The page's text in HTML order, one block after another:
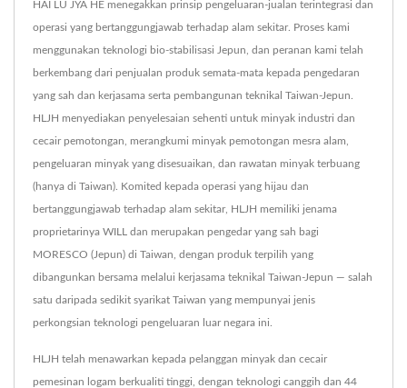
HAI LU JYA HE menegakkan prinsip pengeluaran-jualan terintegrasi dan
operasi yang bertanggungjawab terhadap alam sekitar. Proses kami
menggunakan teknologi bio-stabilisasi Jepun, dan peranan kami telah
berkembang dari penjualan produk semata-mata kepada pengedaran
yang sah dan kerjasama serta pembangunan teknikal Taiwan-Jepun.
HLJH menyediakan penyelesaian sehenti untuk minyak industri dan
cecair pemotongan, merangkumi minyak pemotongan mesra alam,
pengeluaran minyak yang disesuaikan, dan rawatan minyak terbuang
(hanya di Taiwan). Komited kepada operasi yang hijau dan
bertanggungjawab terhadap alam sekitar, HLJH memiliki jenama
proprietarinya WILL dan merupakan pengedar yang sah bagi
MORESCO (Jepun) di Taiwan, dengan produk terpilih yang
dibangunkan bersama melalui kerjasama teknikal Taiwan-Jepun — salah
satu daripada sedikit syarikat Taiwan yang mempunyai jenis
perkongsian teknologi pengeluaran luar negara ini.
HLJH telah menawarkan kepada pelanggan minyak dan cecair
pemesinan logam berkualiti tinggi, dengan teknologi canggih dan 44